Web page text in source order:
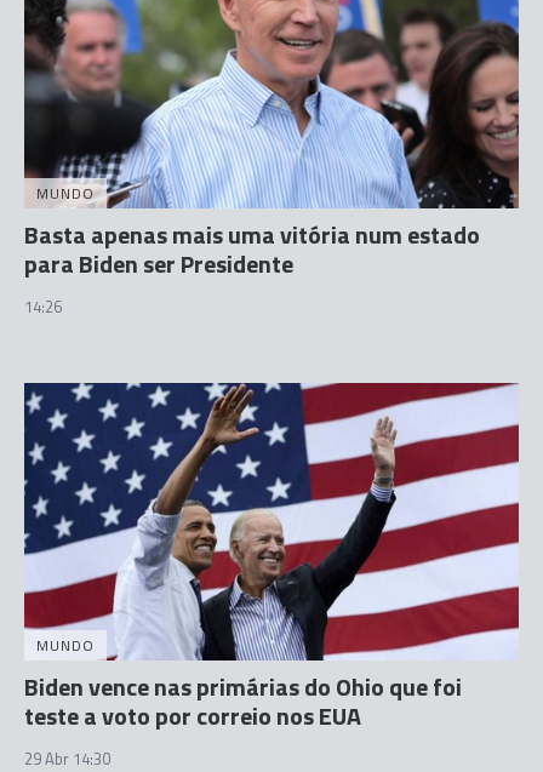
MUNDO
Basta apenas mais uma vitória num estado
para Biden ser Presidente
14:26
MUNDO
Biden vence nas primárias do Ohio que foi
teste a voto por correio nos EUA
29 Abr 14:30